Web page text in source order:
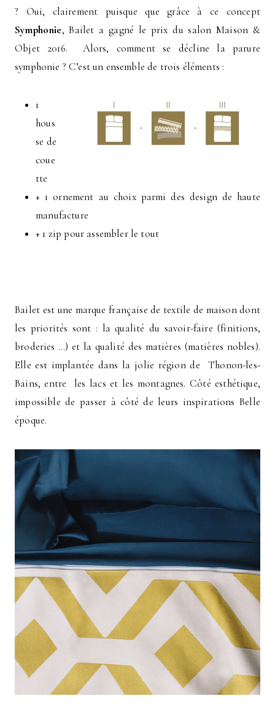
? Oui, clairement puisque que grâce à ce concept
Symphonie, Bailet a gagné le prix du salon Maison &
Objet 2016. Alors, comment se décline la parure
symphonie ? C’est un ensemble de trois éléments :
1
hous
se de
coue
tte
+ 1 ornement au choix parmi des design de haute
manufacture
+ 1 zip pour assembler le tout
Bailet est une marque française de textile de maison dont
les priorités sont : la qualité du savoir-faire (finitions,
broderies …) et la qualité des matières (matières nobles).
Elle est implantée dans la jolie région de Thonon-les-
Bains, entre les lacs et les montagnes. Côté esthétique,
impossible de passer à côté de leurs inspirations Belle
époque.